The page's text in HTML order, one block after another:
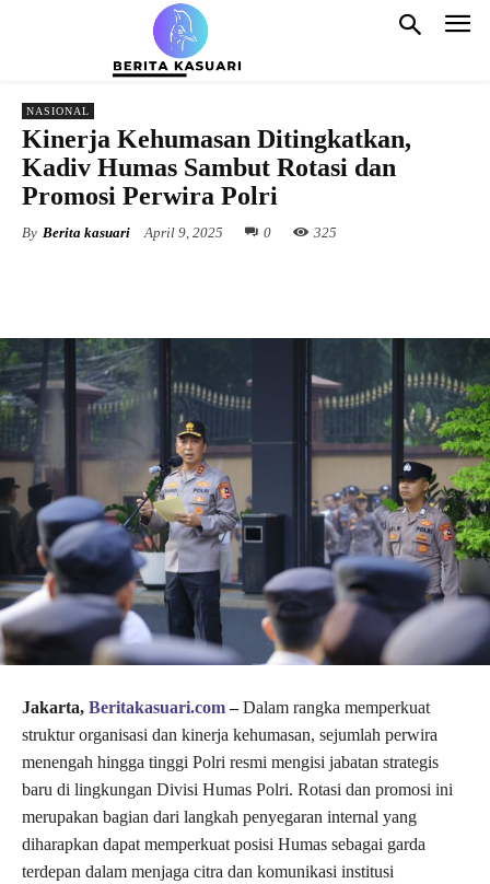
NASIONAL
Kinerja Kehumasan Ditingkatkan,
Kadiv Humas Sambut Rotasi dan
Promosi Perwira Polri
By Berita kasuari April 9, 2025 0 325
Jakarta, Beritakasuari.com–Dalam rangka memperkuat
struktur organisasi dan kinerja kehumasan, sejumlah perwira
menengah hingga tinggi Polri resmi mengisi jabatan strategis
baru di lingkungan Divisi Humas Polri. Rotasi dan promosi ini
merupakan bagian dari langkah penyegaran internal yang
diharapkan dapat memperkuat posisi Humas sebagai garda
terdepan dalam menjaga citra dan komunikasi institusi